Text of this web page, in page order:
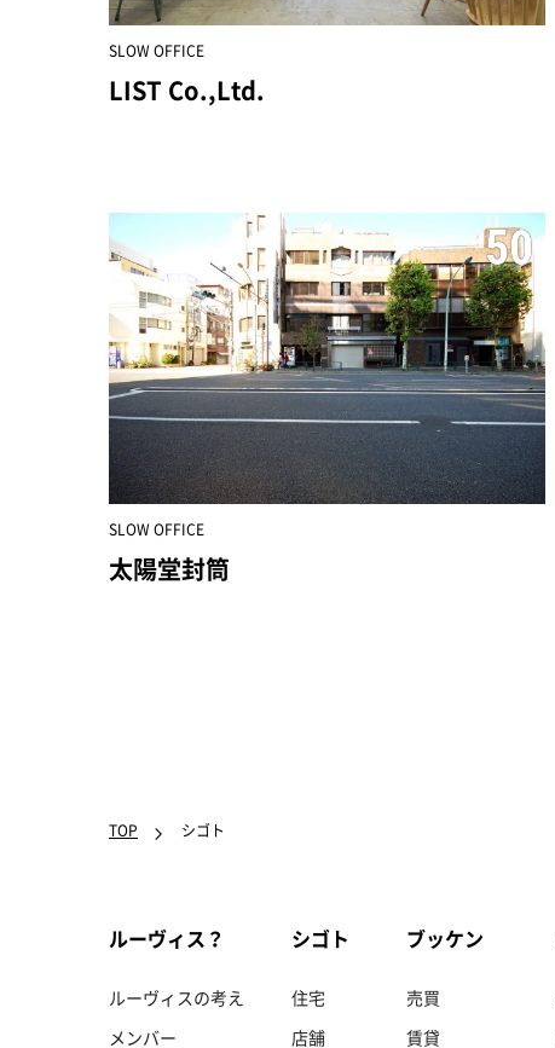
SLOW OFFICE
LIST Co.,Ltd.
50
SLOW OFFICE
太陽堂封筒
TOP シゴト
ルーヴィス？
ルーヴィスの考え
メンバー
シゴト
住宅
店舗
ブッケン
売買
賃貸